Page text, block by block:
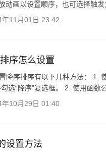
动画以设置顺序，也可选择触
年11月01日 23:42
序怎么设置
降序排序有以下几种方法： 1.
勾选“降序”复选框。 2. 使用函数
年10月29日 01:40
设置方法